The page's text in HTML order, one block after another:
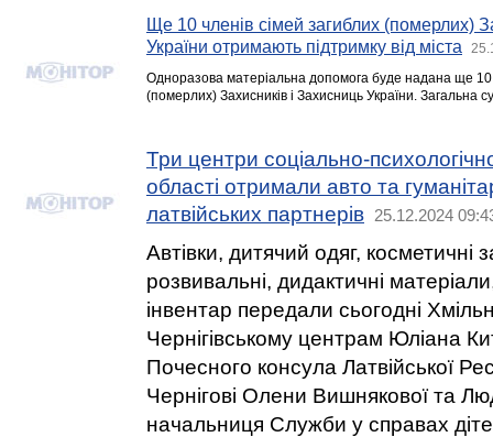
Ще 10 членів сімей загиблих (померлих)
України отримають підтримку від міста
Одноразова матеріальна допомога буде надана ще 10
(померлих) Захисників і Захисниць України. Загальна
Три центри соціально-
області отримали авто та
латвійських партнерів
25.12.2024
Автівки, дитячий одяг, косметичні
розвивальні, дидактичні
інвентар передали сьогодні
Чернігівському центрам Юліана
Почесного консула Латвійської
Чернігові Олени Вишнякової та
начальниця Служби у справах